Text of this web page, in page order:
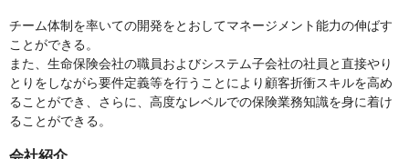
チーム体制を率いての開発をとおしてマネージメント能力の伸ばす
ことができる。
また、生命保険会社の職員およびシステム子会社の社員と直接やり
とりをしながら要件定義等を行うことにより顧客折衝スキルを高め
ることができ、さらに、高度なレベルでの保険業務知識を身に着け
ることができる。